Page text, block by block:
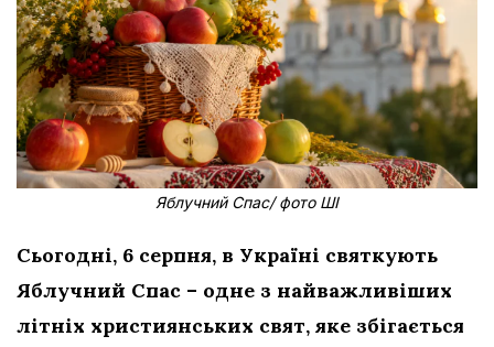
Яблучний Спас/ фото ШІ
Сьогодні, 6 серпня, в Україні святкують
Яблучний Спас – одне з найважливіших
літніх християнських свят, яке збігається